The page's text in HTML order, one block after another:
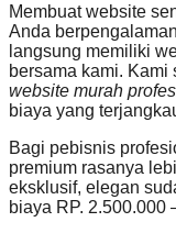
Membuat website
Anda
langsung memiliki
bersama kami.
website murah
biaya yang
Bagi pebisnis
premium rasanya
eksklusif, elegan
biaya RP. 2.500.000